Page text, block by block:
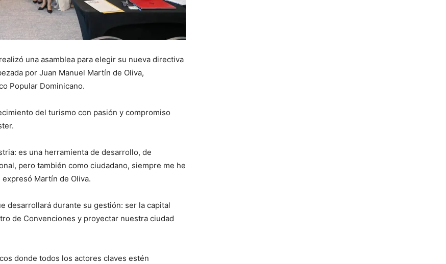
una asamblea para elegir su nueva directiva
por Juan Manuel Martín de Oliva,
Popular Dominicano.
del turismo con pasión y compromiso
es una herramienta de desarrollo, de
pero también como ciudadano, siempre me he
Martín de Oliva.
desarrollará durante su gestión: ser la capital
de Convenciones y proyectar nuestra ciudad
donde todos los actores claves estén